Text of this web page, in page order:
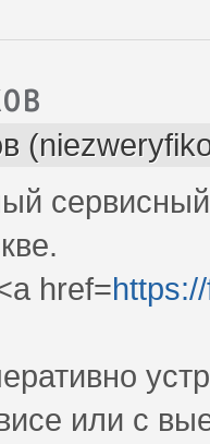
href=
или с